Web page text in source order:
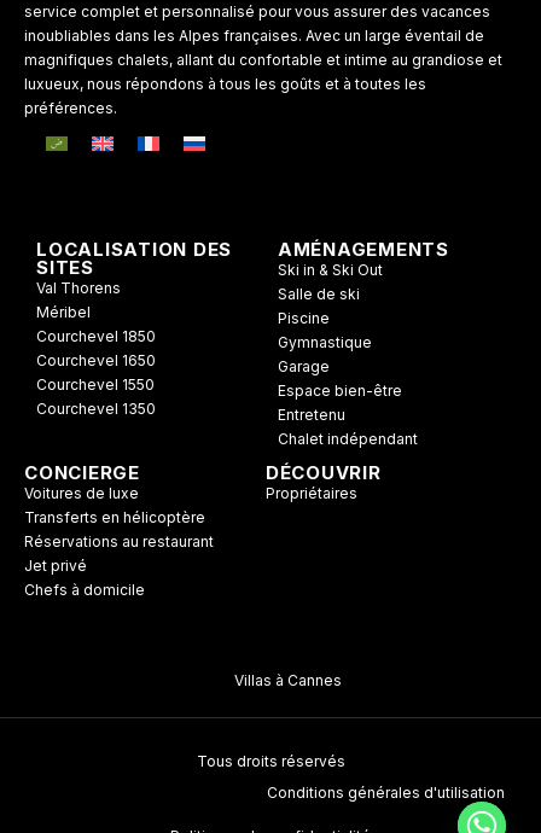
service complet et personnalisé pour vous assurer des vacances
inoubliables dans les Alpes françaises. Avec un large éventail de
magnifiques chalets, allant du confortable et intime au grandiose et
luxueux, nous répondons à tous les goûts et à toutes les
préférences.
LOCALISATION DES
SITES
Val Thorens
Méribel
Courchevel 1850
Courchevel 1650
Courchevel 1550
Courchevel 1350
AMÉNAGEMENTS
Ski in & Ski Out
Salle de ski
Piscine
Gymnastique
Garage
Espace bien-être
Entretenu
Chalet indépendant
CONCIERGE
Voitures de luxe
Transferts en hélicoptère
Réservations au restaurant
Jet privé
Chefs à domicile
DÉCOUVRIR
Propriétaires
Villas à Cannes
Tous droits réservés
Conditions générales d'utilisation